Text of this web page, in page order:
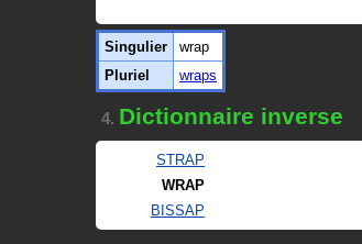
Singulier
wrap
Pluriel
wraps
4. Dictionnaire inverse
STRAP
WRAP
BISSAP